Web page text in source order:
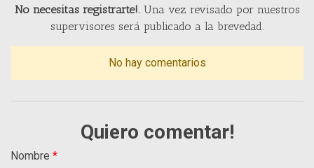
No necesitas registrarte!.Una vez revisado por nuestros
supervisores será publicado a la brevedad.
No hay comentarios
Quiero comentar!
Nombre